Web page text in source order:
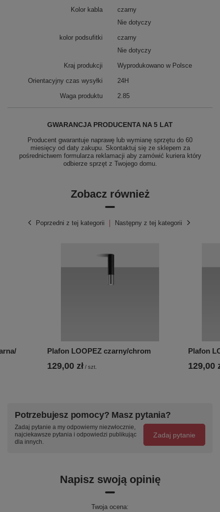
Kolor kabla
czarny
Nie dotyczy
kolor podsufitki
czarny
Nie dotyczy
Kraj produkcji Wyprodukowano w Polsce
Orientacyjny czas wysyłki 24H
Waga produktu 2.85
GWARANCJA PRODUCENTA NA 5 LAT
Producent gwarantuje naprawę lub wymianę sprzętu do 60
miesięcy od daty zakupu. Skontaktuj się ze sklepem za
pośrednictwem formularza reklamacji aby zamówić kuriera który
odbierze sprzęt z Twojego domu.
Zobacz również
Poprzedni z tej kategorii
Plafon LOOPEZ czarny/chrom
129,00 zł / szt.
Plafon
129,00
Następny z tej kategorii
Potrzebujesz pomocy? Masz pytania?
Zadaj pytanie a my odpowiemy niezwłocznie,
najciekawsze pytania i odpowiedzi publikując
dla innych.
Zadaj pytanie
Napisz swoją opinię
Twoja ocena: